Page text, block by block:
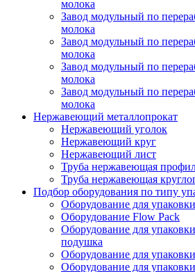
молока
Завод модульный по
молока
Завод модульный по
молока
Завод модульный по
молока
Завод модульный по
молока
Нержавеющий металлопрокат
Нержавеющий уголок
Нержавеющий круг
Нержавеющий лист
Труба нержавеющая
Труба нержавеющая
Подбор оборудования по типу
Оборудование для
Оборудование Flow Pack
Оборудование для
подушка
Оборудование для
Оборудование для